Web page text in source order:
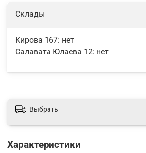
Склады
Кирова 167: нет
Салавата Юлаева 12: нет
Выбрать
Характеристики